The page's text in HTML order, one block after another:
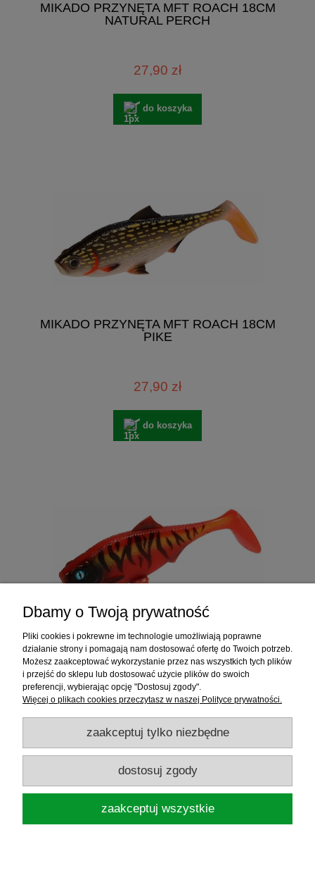
MIKADO PRZYNĘTA MFT ROACH 18CM
NATURAL PERCH
27,90 zł
do koszyka
MIKADO PRZYNĘTA MFT ROACH 18CM
PIKE
27,90 zł
do koszyka
MIKADO PRZYNĘTA MFT ROACH 18CM
RED ROACH
27,90 zł
do koszyka
Dbamy o Twoją prywatność
Pliki cookies i pokrewne im technologie umożliwiają poprawne
działanie strony i pomagają nam dostosować ofertę do Twoich potrzeb.
Możesz zaakceptować wykorzystanie przez nas wszystkich tych plików
i przejść do sklepu lub dostosować użycie plików do swoich
preferencji, wybierając opcję "Dostosuj zgody".
Więcej o plikach cookies przeczytasz w naszej Polityce prywatności.
zaakceptuj tylko niezbędne
dostosuj zgody
zaakceptuj wszystkie